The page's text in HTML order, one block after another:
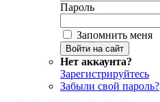
Пароль
Запомнить меня
Нет аккаунта?
Зарегистрируйтесь
Забыли свой пароль?